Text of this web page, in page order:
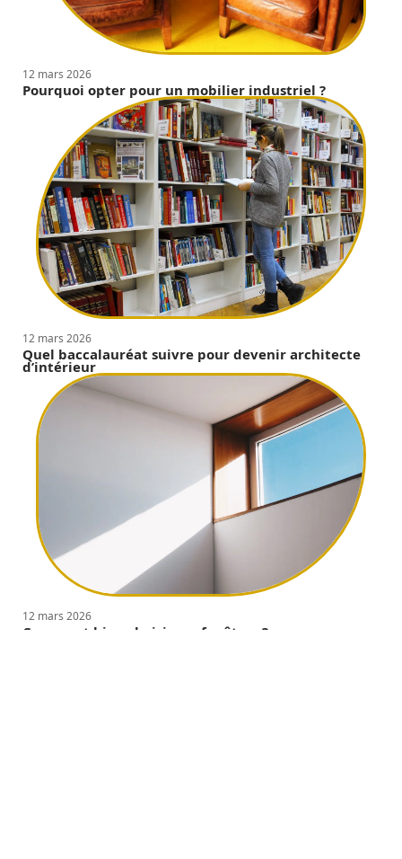
12 mars 2026
Pourquoi opter pour un mobilier industriel ?
12 mars 2026
Quel baccalauréat suivre pour devenir architecte
d’intérieur
12 mars 2026
Comment bien choisir ses fenêtres ?